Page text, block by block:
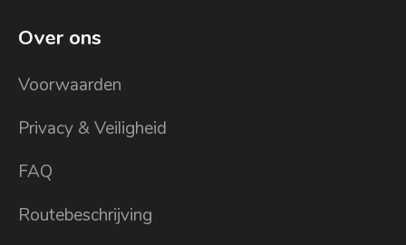
Over ons
Voorwaarden
Privacy & Veiligheid
FAQ
Routebeschrijving